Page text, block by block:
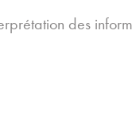
des